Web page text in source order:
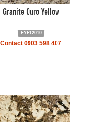
Granite Ouro Yellow
EYE12010
Contact 0903 598 407